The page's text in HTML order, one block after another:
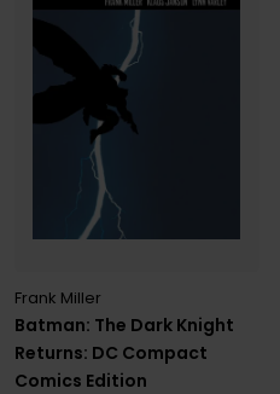
Batman: The Dark Knight
Returns: DC Compact
Comics Edition
Frank Miller